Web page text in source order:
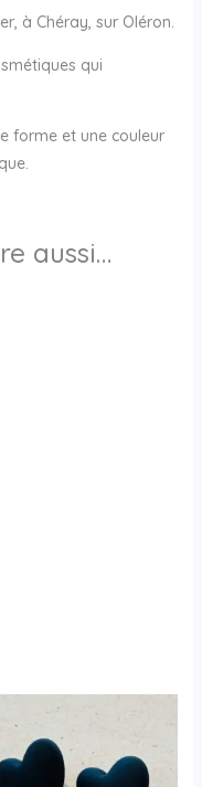
à Chéray, sur Oléron.
qui
forme et une couleur
aussi…